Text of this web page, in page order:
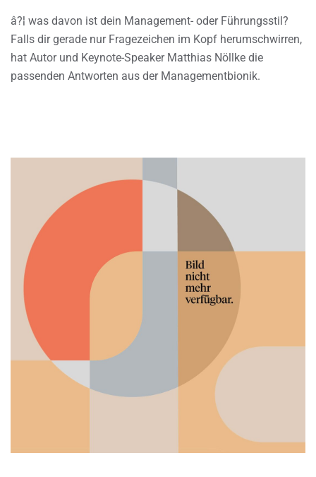
â?¦ was davon ist dein Management- oder Führungsstil?
Falls dir gerade nur Fragezeichen im Kopf herumschwirren,
hat Autor und Keynote-Speaker Matthias Nöllke die
passenden Antworten aus der Managementbionik.